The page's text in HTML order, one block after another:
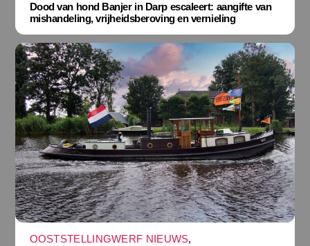
Dood van hond Banjer in Darp escaleert: aangifte van
mishandeling, vrijheidsberoving en vernieling
OOSTSTELLINGWERF NIEUWS,